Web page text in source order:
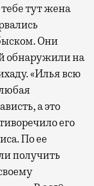
тут жена
Они
обнаружили на
«Илья всю
а это
его
По ее
получить